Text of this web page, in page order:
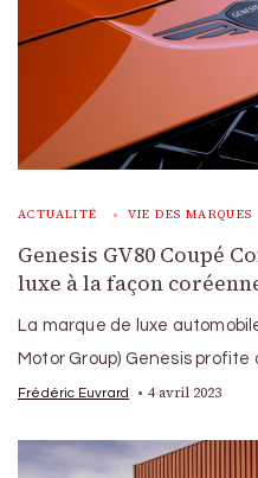
ACTUALITÉ VIE DES MARQUES
Genesis GV80 Coupé
luxe à la façon
La marque de luxe
Motor Group) Genesis profite
Frédéric Euvrard 4 avril 2023